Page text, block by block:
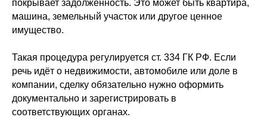
покрывает задолженность. Это может быть квартира,
машина, земельный участок или другое ценное
имущество.
Такая процедура регулируется ст. 334 ГК РФ. Если
речь идёт о недвижимости, автомобиле или доле в
компании, сделку обязательно нужно оформить
документально и зарегистрировать в
соответствующих органах.